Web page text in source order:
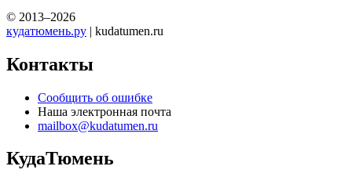
© 2013–2026
кудатюмень.ру | kudatumen.ru
Контакты
Сообщить об ошибке
Наша электронная почта
mailbox@kudatumen.ru
КудаТюмень